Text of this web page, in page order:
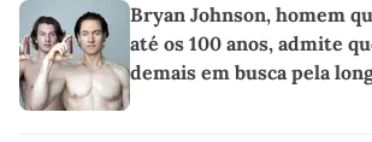
Bryan Johnson, homem
até os 100 anos, admite
demais em busca pela